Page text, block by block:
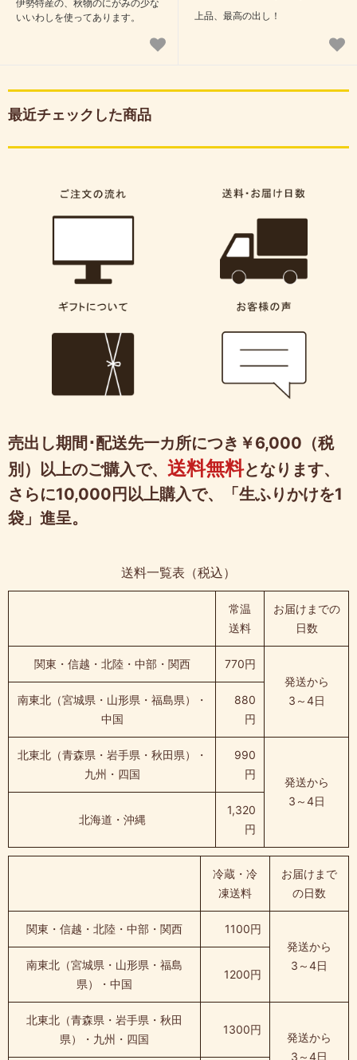
伊勢特産の、秋物のにがみの少な
いいわしを使ってあります。
上品、最高の出し！
最近チェックした商品
売出し期間･配送先一カ所につき￥6,000（税
別）以上のご購入で、 送料無料となります、
さらに10,000円以上購入で、「生ふりかけを1
袋」進呈。
送料一覧表（税込）
常温
送料
お届けまでの
日数
関東・信越・北陸・中部・関西
770円
発送から
3～4日
南東北（宮城県・山形県・福島県）・
中国
880
円
北東北（青森県・岩手県・秋田県）・
九州・四国
990
円
発送から
3～4日
北海道・沖縄
1,320
円
冷蔵・冷
凍送料
お届けまで
の日数
関東・信越・北陸・中部・関西
1100円
発送から
3～4日
南東北（宮城県・山形県・福島
県）・中国
1200円
北東北（青森県・岩手県・秋田
県）・九州・四国
1300円
発送から
3～4日